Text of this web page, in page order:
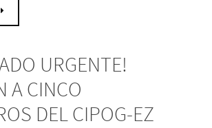
URGENTE!
A CINCO
DEL CIPOG-EZ